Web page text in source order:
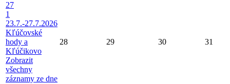
27
1
23.7.-27.7.2026
Kľúčovské
hody a
Kľúčikovo
Zobrazit
všechny
záznamy ze dne
28 29 30 31